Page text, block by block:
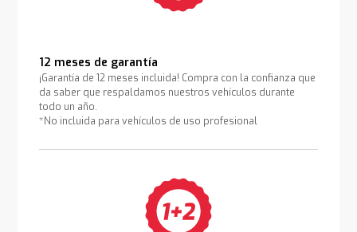
12 meses de garantía
¡Garantía de 12 meses incluida! Compra con la confianza que
da saber que respaldamos nuestros vehículos durante
todo un año.
*No incluida para vehículos de uso profesional